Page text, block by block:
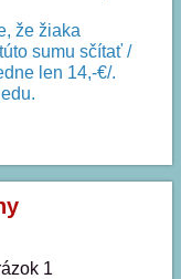
že žiaka
sumu sčítať /
len 14,-€/.